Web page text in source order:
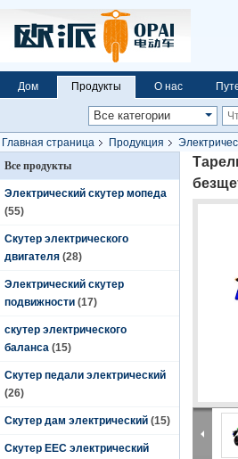
Дом Продукты О нас
Главная страница Продукция
безщеточный
Все продукты
Электрический скутер мопеда
(55)
Скутер электрического
двигателя (28)
Электрический скутер
подвижности (17)
скутер электрического
баланса (15)
Скутер педали электрический
(26)
Скутер дам электрический (15)
Скутер EEC электрический